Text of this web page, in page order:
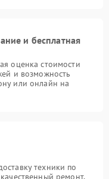
и бесплатная
оценка стоимости
и возможность
или онлайн на
техники по
ремонт,